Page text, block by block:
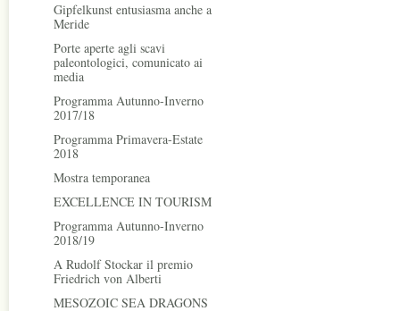
Gipfelkunst entusiasma anche a
Meride
Porte aperte agli scavi
paleontologici, comunicato ai
media
Programma Autunno-Inverno
2017/18
Programma Primavera-Estate
2018
Mostra temporanea
EXCELLENCE IN TOURISM
Programma Autunno-Inverno
2018/19
A Rudolf Stockar il premio
Friedrich von Alberti
MESOZOIC SEA DRAGONS